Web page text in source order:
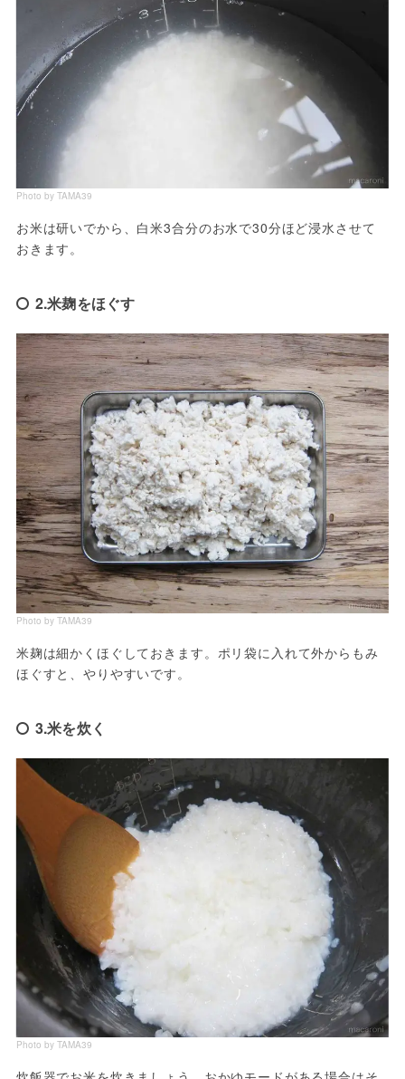
Photo by TAMA39
お米は研いでから、白米3合分のお水で30分ほど浸水させて
おきます。
2.米麹をほぐす
Photo by TAMA39
米麹は細かくほぐしておきます。ポリ袋に入れて外からもみ
ほぐすと、やりやすいです。
3.米を炊く
Photo by TAMA39